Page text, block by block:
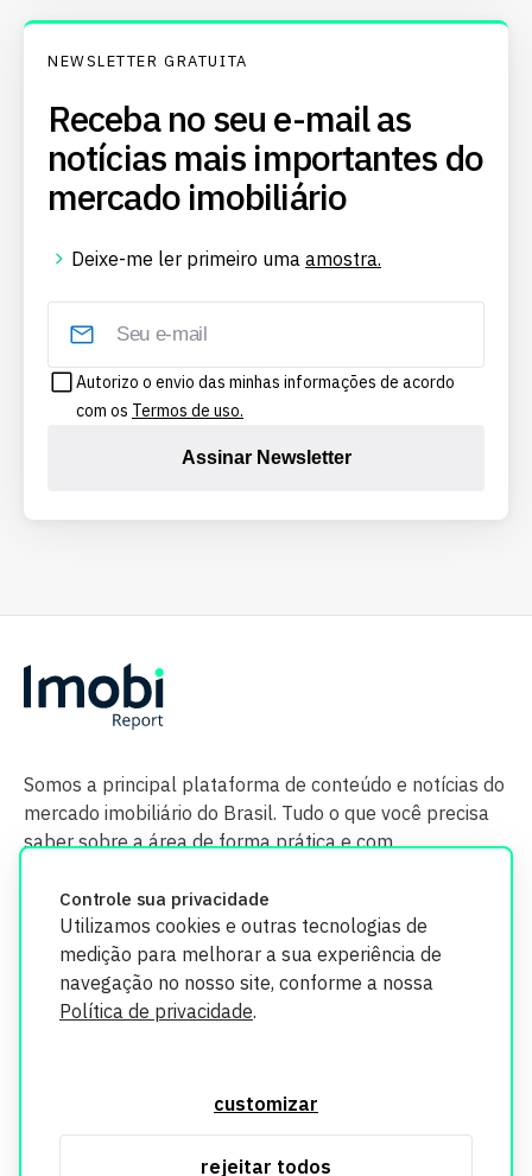
Controle sua privacidade
Utilizamos cookies e outras tecnologias de
medição para melhorar a sua experiência de
navegação no nosso site, conforme a nossa
Política de privacidade.
customizar
rejeitar todos
NEWSLETTER GRATUITA
Receba no seu e-mail as
notícias mais importantes do
mercado imobiliário
Deixe-me ler primeiro uma amostra.
Autorizo o envio das minhas informações de acordo
com os Termos de uso.
Assinar Newsletter
Somos a principal plataforma de conteúdo e notícias do
mercado imobiliário do Brasil. Tudo o que você precisa
saber sobre a área de forma prática e com
segurança. Todos os dados coletados em nosso site são
utilizados exclusivamente para fins de aprimoramento de
informações, consulte nossa Política de Privacidade.